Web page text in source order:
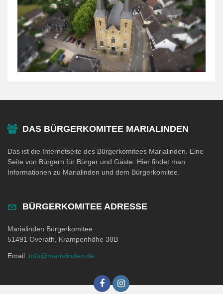
DAS BÜRGERKOMITEE MARIALINDEN
Das ist die Internetseite des Bürgerkomitees Marialinden. Eine
Seite von Bürgern für Bürger und Gäste. Hier findet man
Informationen zu Marialinden und dem Bürgerkomitee.
BÜRGERKOMITEE ADRESSE
Marialinden Bürgerkomitee
51491 Overath, Krampenhöhe 38B
Email: info@marialinden.de